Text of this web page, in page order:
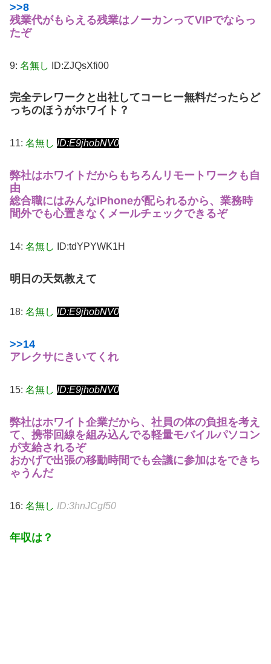
>>8
残業代がもらえる残業はノーカンってVIPでならっ
たぞ
9: 名無し ID:ZJQsXfi00
完全テレワークと出社してコーヒー無料だったらど
っちのほうがホワイト？
11: 名無し ID:E9jhobNV0
弊社はホワイトだからもちろんリモートワークも自
由
総合職にはみんなiPhoneが配られるから、業務時
間外でも心置きなくメールチェックできるぞ
14: 名無し ID:tdYPYWK1H
明日の天気教えて
18: 名無し ID:E9jhobNV0
>>14
アレクサにきいてくれ
15: 名無し ID:E9jhobNV0
弊社はホワイト企業だから、社員の体の負担を考え
て、携帯回線を組み込んでる軽量モバイルパソコン
が支給されるぞ
おかげで出張の移動時間でも会議に参加はをできち
ゃうんだ
16: 名無し ID:3hnJCgf50
年収は？